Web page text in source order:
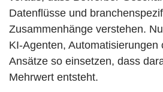
Datenflüsse und
Zusammenhänge verstehen.
KI-Agenten, Automatisierungen
Ansätze so einsetzen, dass
Mehrwert entsteht.